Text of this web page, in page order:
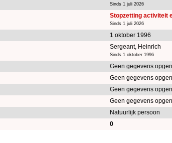
Sinds 1 juli 2026
Stopzetting activiteit
Sinds 1 juli 2026
1 oktober 1996
Sergeant, Heinrich
Sinds 1 oktober 1996
Geen gegevens
Geen gegevens
Geen gegevens
Geen gegevens
Natuurlijk persoon
0